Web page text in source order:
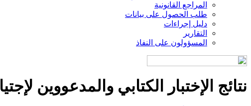
المراجع القانونية
طلب الحصول على بيانات
دليل إجراءات
التقارير
المسؤولون على النفاذ
نتائج الإختبار الكتابي والمدعووين